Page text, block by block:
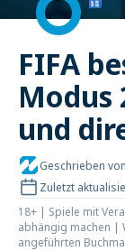
FIFA
Modus
und
Geschrieben von
Zuletzt
18+ | Spiele mit
abhängig machen |
angeführten